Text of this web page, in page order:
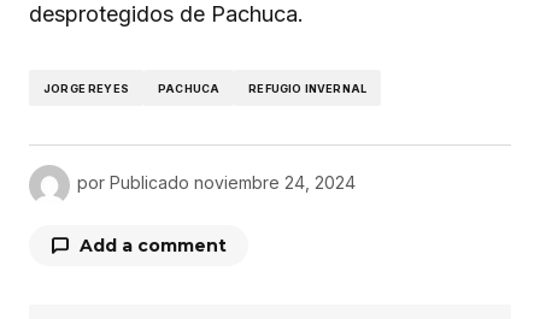
desprotegidos de Pachuca.
JORGE REYES PACHUCA REFUGIO INVERNAL
por Publicado noviembre 24, 2024
Add a comment